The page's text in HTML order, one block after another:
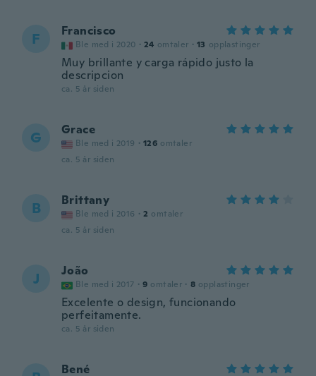
F Francisco
Ble med i 2020 · 24 omtaler · 13 opplastinger
Muy brillante y carga rápido justo la
descripcion
ca. 5 år siden
G Grace
Ble med i 2019 · 126 omtaler
ca. 5 år siden
B Brittany
Ble med i 2016 · 2 omtaler
ca. 5 år siden
J João
Ble med i 2017 · 9 omtaler · 8 opplastinger
Excelente o design, funcionando
perfeitamente.
ca. 5 år siden
Bené